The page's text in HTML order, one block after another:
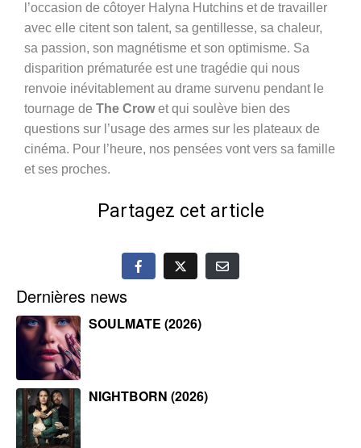
l’occasion de côtoyer Halyna Hutchins et de travailler
avec elle citent son talent, sa gentillesse, sa chaleur,
sa passion, son magnétisme et son optimisme. Sa
disparition prématurée est une tragédie qui nous
renvoie inévitablement au drame survenu pendant le
tournage de The Crowet qui soulève bien des
questions sur l’usage des armes sur les plateaux de
cinéma. Pour l’heure, nos pensées vont vers sa famille
et ses proches.
Partagez cet article
Dernières news
SOULMATE (2026)
NIGHTBORN (2026)